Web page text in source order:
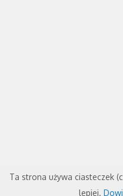
Ta strona używa ciasteczek
lepiej.